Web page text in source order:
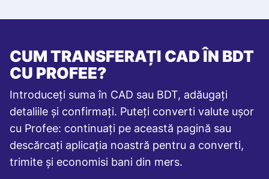
CUM TRANSFERAȚI CAD ÎN BDT
CU PROFEE?
Introduceți suma în CAD sau BDT, adăugați
detaliile și confirmați. Puteți converti valute ușor
cu Profee: continuați pe această pagină sau
descărcați aplicația noastră pentru a converti,
trimite și economisi bani din mers.